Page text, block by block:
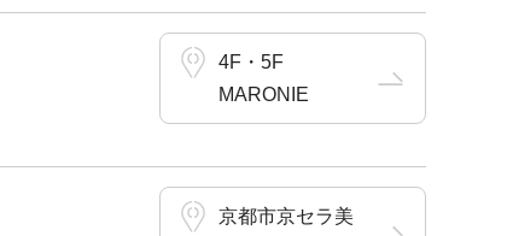
4F・5F
MARONIE
京都市京セラ美